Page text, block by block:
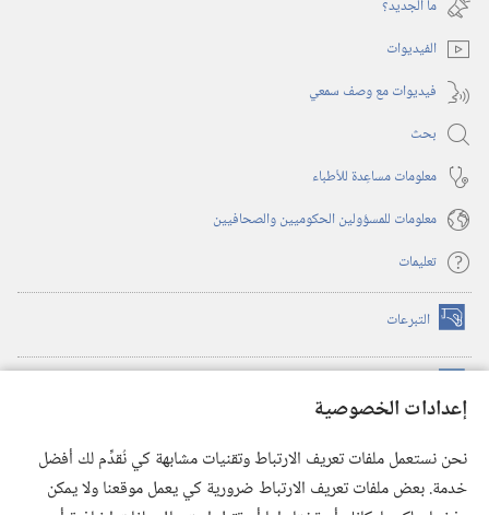
إعدادات الخصوصية
نحن نستعمل ملفات تعريف الارتباط وتقنيات مشابهة كي نُقدِّم لك أفضل
خدمة. بعض ملفات تعريف الارتباط ضرورية كي يعمل موقعنا ولا يمكن
جديدة)
ما الجديد؟‏
الفيديوات
فيديوات مع وصف سمعي
بحث
معلومات مساعِدة للأطباء
معلومات للمسؤولين الحكوميين والصحافيين
تعليمات
التبرعات (يفتح
نافذة
(يفتح
نافذة
(يفتح
نافذة
جديدة) تطبيق ®
JW Library